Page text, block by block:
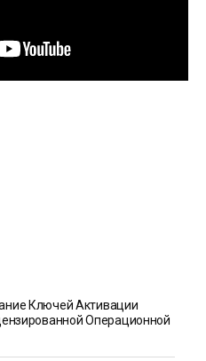
Ключей Активации
Операционной